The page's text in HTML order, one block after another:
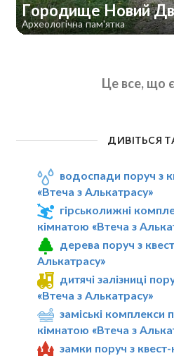
Городище Новий
Археологічна пам'ятка
Це все, що
ДИВІТЬСЯ
водоспади поруч з
«Втеча з Алькатрасу»
гірськолижні
кімнатою «Втеча з
дерева поруч з
Алькатрасу»
дитячі залізниці
«Втеча з Алькатрасу»
заміські комплекси
кімнатою «Втеча з
замки поруч з